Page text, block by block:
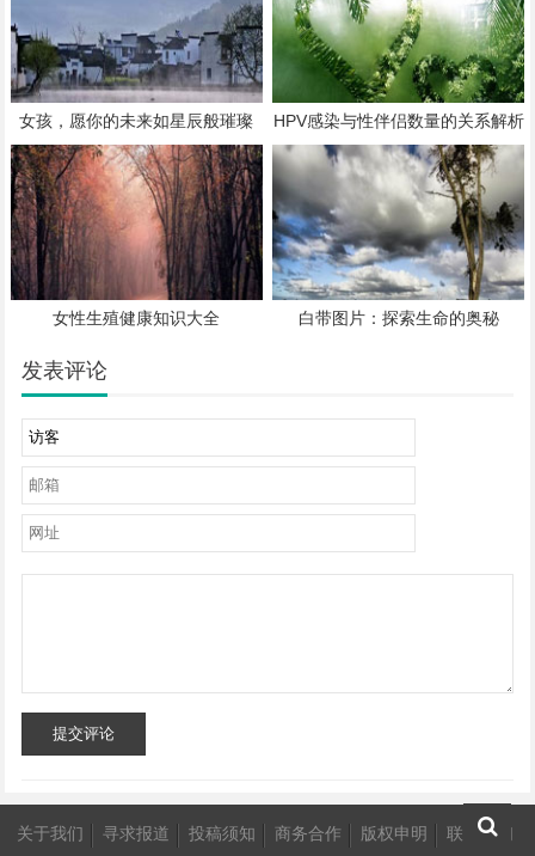
女孩，愿你的未来如星辰般璀璨 HPV感染与性伴侣数量的关系解析
女性生殖健康知识大全 白带图片：探索生命的奥秘
发表评论
提交评论
关于我们 寻求报道 投稿须知 商务合作 版权申明 联系我们